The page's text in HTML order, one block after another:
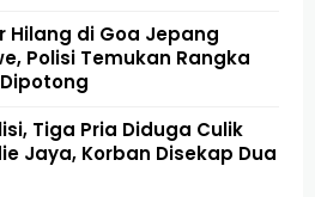
Hilang di Goa Jepang
Polisi Temukan Rangka
Tiga Pria Diduga Culik
Jaya, Korban Disekap Dua